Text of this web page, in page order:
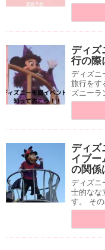
ディズ
行の際
ディズニ
旅行をす
ズニーラ
ディズ
イブー
の関係
ディズニ
士的なな
す。 そ